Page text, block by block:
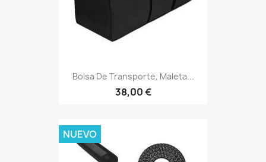
Bolsa De Transporte, Maleta...
38,00 €
NUEVO